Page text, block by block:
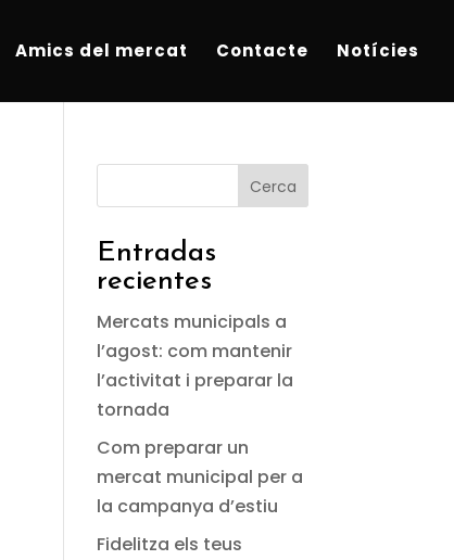
Amics del mercat Contacte Notícies
Cerca
Entradas
recientes
Mercats municipals a
l’agost: com mantenir
l’activitat i preparar la
tornada
Com preparar un
mercat municipal per a
la campanya d’estiu
Fidelitza els teus